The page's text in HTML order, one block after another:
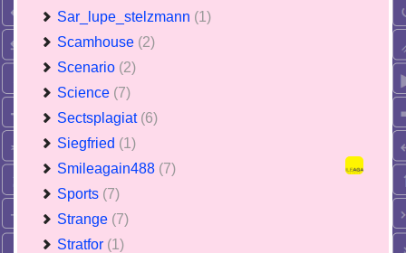
Sar_lupe_stelzmann (1)
Scamhouse (2)
Scenario (2)
Science (7)
Sectsplagiat (6)
Siegfried (1)
Smileagain488 (7)
Sports (7)
Strange (7)
Stratfor (1)